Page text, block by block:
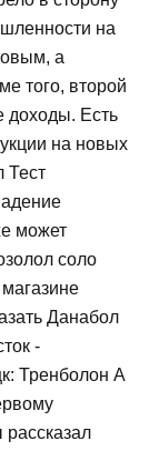
на
а
того, второй
доходы. Есть
на новых
Тест
может
соло
Данабол
-
Тренболон A